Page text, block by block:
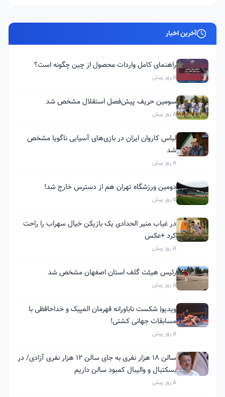
آخرین اخبار
راهنمای کامل واردات محصول از چین چگونه است؟
5 روز پیش
سومین حریف پیش‌فصل استقلال مشخص شد
5 روز پیش
لباس کاروان ایران در بازی‌های آسیایی ناگویا مشخص
شد
5 روز پیش
دومین ورزشگاه تهران هم از دسترس خارج شد!
5 روز پیش
در غیاب منیر الحدادی یک بازیکن خیال سهراب را راحت
کرد +عکس
5 روز پیش
رئیس هیئت گلف استان اصفهان مشخص شد
5 روز پیش
ویدیو| شکست ناباورانه قهرمان المپیک و خداحافظی با
مسابقات جهانی کشتی!
5 روز پیش
سالن ۱۸ هزار نفری به جای سالن ۱۲ هزار نفری آزادی/ در
بسکتبال و والیبال کمبود سالن داریم
5 روز پیش